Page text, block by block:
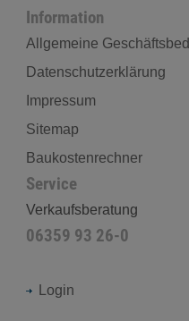
Information
Allgemeine
Datenschutzerklärung
Impressum
Sitemap
Baukostenrechner
Service
Verkaufsberatung
06359 93 26-0
Login